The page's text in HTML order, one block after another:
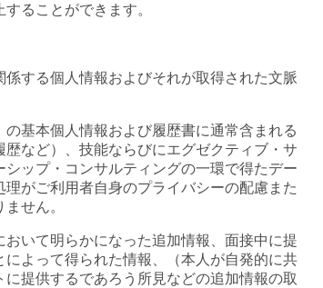
ることができます。
する個人情報およびそれが取得された文脈
基本個人情報および履歴書に通常含まれる
など）、技能ならびにエグゼクティブ・サ
ップ・コンサルティングの一環で得たデー
がご利用者自身のプライバシーの配慮また
せん。
いて明らかになった追加情報、面接中に提
よって得られた情報、（本人が自発的に共
提供するであろう所見などの追加情報の取